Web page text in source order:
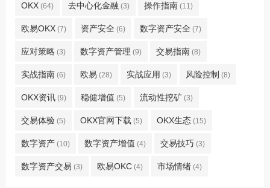
OKX (64) 去中心化金融 (3) 操作指南 (11)
欧易OKX (7) 资产安全 (6) 数字资产安全 (7)
应对策略 (3) 数字资产管理 (9) 交易指南 (8)
实战指南 (6) 欧易 (28) 实战应用 (3) 风险控制 (8)
OKX资讯 (9) 稳健增值 (5) 流动性挖矿 (3)
交易体验 (5) OKX官网下载 (5) OKX生态 (15)
数字资产 (10) 数字资产增值 (4) 交易技巧 (3)
数字资产交易 (3) 欧易OKC (4) 市场情绪 (4)